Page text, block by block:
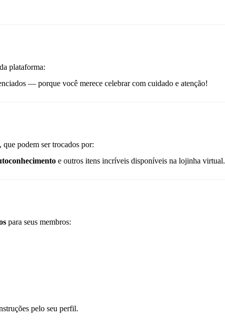
da plataforma:
— porque você merece celebrar com cuidado e atenção!
, que podem ser trocados por:
e outros itens incríveis disponíveis na lojinha virtual.
para seus membros:
pelo seu perfil.